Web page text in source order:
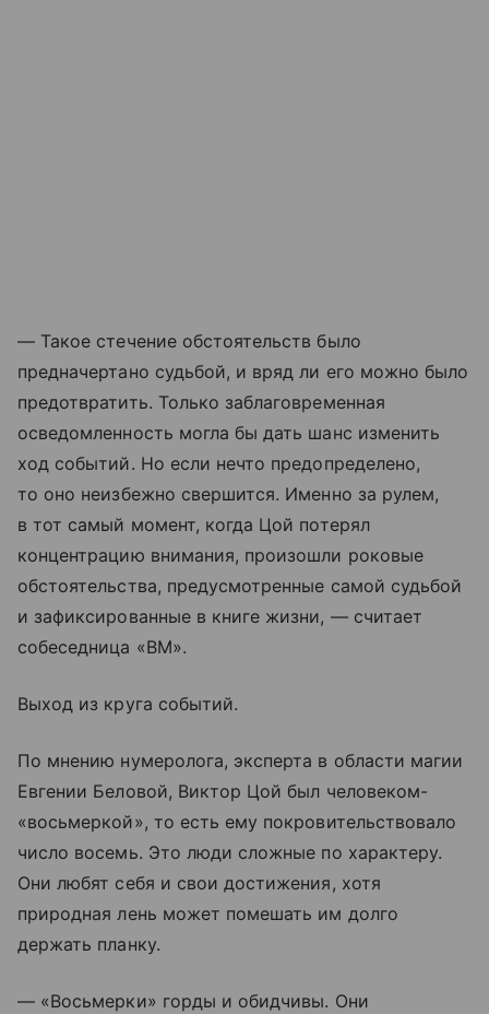
— Такое стечение обстоятельств было
предначертано судьбой, и вряд ли его можно было
предотвратить. Только заблаговременная
осведомленность могла бы дать шанс изменить
ход событий. Но если нечто предопределено,
то оно неизбежно свершится. Именно за рулем,
в тот самый момент, когда Цой потерял
концентрацию внимания, произошли роковые
обстоятельства, предусмотренные самой судьбой
и зафиксированные в книге жизни, — считает
собеседница «ВМ».
Выход из круга событий.
По мнению нумеролога, эксперта в области магии
Евгении Беловой, Виктор Цой был человеком-
«восьмеркой», то есть ему покровительствовало
число восемь. Это люди сложные по характеру.
Они любят себя и свои достижения, хотя
природная лень может помешать им долго
держать планку.
— «Восьмерки» горды и обидчивы. Они